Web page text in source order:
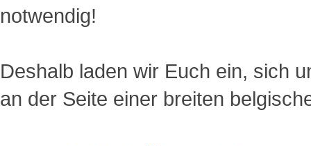
notwendig!
Deshalb laden wir Euch ein, sich
an der Seite einer breiten